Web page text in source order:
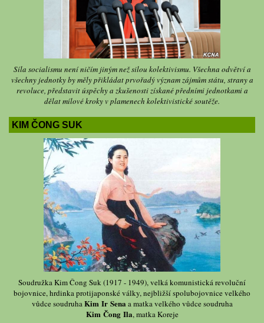
Síla socialismu není ničím jiným než silou kolektivismu. Všechna odvětví a
všechny jednotky by měly přikládat prvořadý význam zájmům státu, strany a
revoluce, představit úspěchy a zkušenosti získané předními jednotkami a
dělat mílové kroky v plamenech kolektivistické soutěže.
KIM ČONG SUK
Soudružka Kim Čong Suk (1917 - 1949), velká komunistická revoluční
bojovnice, hrdinka protijaponské války, nejbližší spolubojovnice velkého
vůdce soudruha Kim Ir Sena a matka velkého vůdce soudruha
Kim Čong Ila, matka Koreje